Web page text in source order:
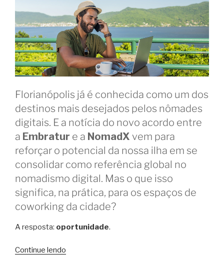
Florianópolis já é conhecida como um dos
destinos mais desejados pelos nômades
digitais. E a notícia do novo acordo entre
a Embratur e a NomadX vem para
reforçar o potencial da nossa ilha em se
consolidar como referência global no
nomadismo digital. Mas o que isso
significa, na prática, para os espaços de
coworking da cidade?
A resposta: oportunidade.
Continue lendo